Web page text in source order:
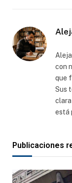
con
que
Sus
está
Publicaciones